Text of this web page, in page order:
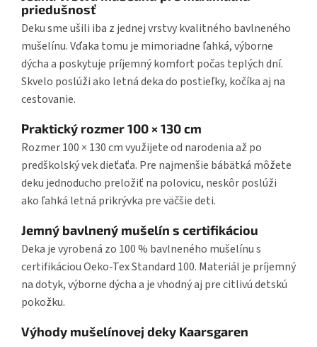
priedušnosť
Deku sme ušili iba z jednej vrstvy kvalitného bavlneného
mušelínu. Vďaka tomu je mimoriadne ľahká, výborne
dýcha a poskytuje príjemný komfort počas teplých dní.
Skvelo poslúži ako letná deka do postieľky, kočíka aj na
cestovanie.
Praktický rozmer 100 × 130 cm
Rozmer 100 × 130 cm využijete od narodenia až po
predškolský vek dieťaťa. Pre najmenšie bábätká môžete
deku jednoducho preložiť na polovicu, neskôr poslúži
ako ľahká letná prikrývka pre väčšie deti.
Jemný bavlnený mušelín s certifikáciou
Deka je vyrobená zo 100 % bavlneného mušelínu s
certifikáciou Oeko-Tex Standard 100. Materiál je príjemný
na dotyk, výborne dýcha a je vhodný aj pre citlivú detskú
pokožku.
Výhody mušelínovej deky Kaarsgaren